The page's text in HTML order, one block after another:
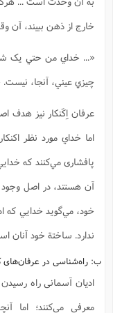
خارج از ذهن ببيند،
«... خداي من حتي يک
چيزي عيني، آنجا،
عرفان اِکَنکار نیز هدف
اما خداي مورد نظر
پافشاری مي‌کنند که
آن هستند، در اصل وجود
خود، مي‌گويد خدايي که
ندارد. ساختة خود آنان
ب: راه‌شناسی در عرفان‌های
ادیان آسمانی راه
معرفی می‌کنند؛ اما